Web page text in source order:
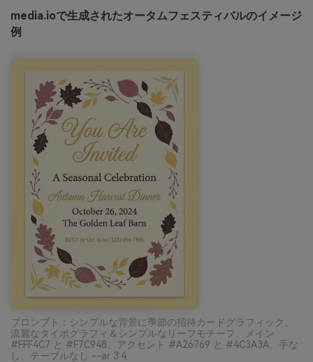
media.ioで生成されたオータムフェスティバルのイメージ
例
プロンプト：シンプルな背景に季節の招待カードグラフィック、
流麗なタイポグラフィ＆シンプルなリーフモチーフ、メイン
#FFF4C7 と #F7C948、アクセント #A26769 と #4C3A3A、手な
し、テーブルなし --ar 3:4